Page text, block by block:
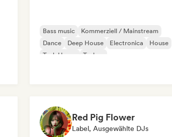
Bass music
Kommerziell / Mainstream
Dance
Deep House Electronica
House
Tech House
Techno
Red Pig Flower
Label, Ausgewählte DJs